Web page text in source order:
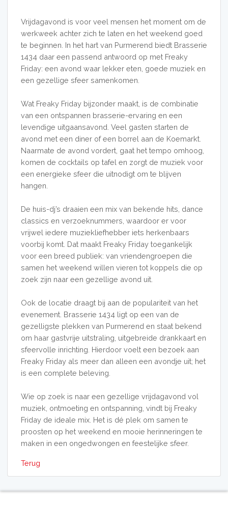
Vrijdagavond is voor veel mensen het moment om de
werkweek achter zich te laten en het weekend goed
te beginnen. In het hart van Purmerend biedt Brasserie
1434 daar een passend antwoord op met Freaky
Friday: een avond waar lekker eten, goede muziek en
een gezellige sfeer samenkomen.
Wat Freaky Friday bijzonder maakt, is de combinatie
van een ontspannen brasserie-ervaring en een
levendige uitgaansavond. Veel gasten starten de
avond met een diner of een borrel aan de Koemarkt.
Naarmate de avond vordert, gaat het tempo omhoog,
komen de cocktails op tafel en zorgt de muziek voor
een energieke sfeer die uitnodigt om te blijven
hangen.
De huis-dj’s draaien een mix van bekende hits, dance
classics en verzoeknummers, waardoor er voor
vrijwel iedere muziekliefhebber iets herkenbaars
voorbij komt. Dat maakt Freaky Friday toegankelijk
voor een breed publiek: van vriendengroepen die
samen het weekend willen vieren tot koppels die op
zoek zijn naar een gezellige avond uit.
Ook de locatie draagt bij aan de populariteit van het
evenement. Brasserie 1434 ligt op een van de
gezelligste plekken van Purmerend en staat bekend
om haar gastvrije uitstraling, uitgebreide drankkaart en
sfeervolle inrichting. Hierdoor voelt een bezoek aan
Freaky Friday als meer dan alleen een avondje uit; het
is een complete beleving.
Wie op zoek is naar een gezellige vrijdagavond vol
muziek, ontmoeting en ontspanning, vindt bij Freaky
Friday de ideale mix. Het is dé plek om samen te
proosten op het weekend en mooie herinneringen te
maken in een ongedwongen en feestelijke sfeer.
Terug